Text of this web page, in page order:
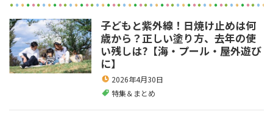
子どもと紫外線！日焼け止めは何
歳から？正しい塗り方、去年の使
い残しは?【海・プール・屋外遊び
に】
2026年4月30日
特集＆まとめ